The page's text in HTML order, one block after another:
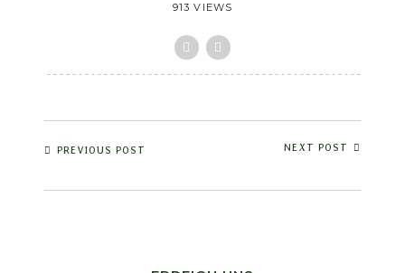
913 VIEWS
PREVIOUS POST NEXT POST